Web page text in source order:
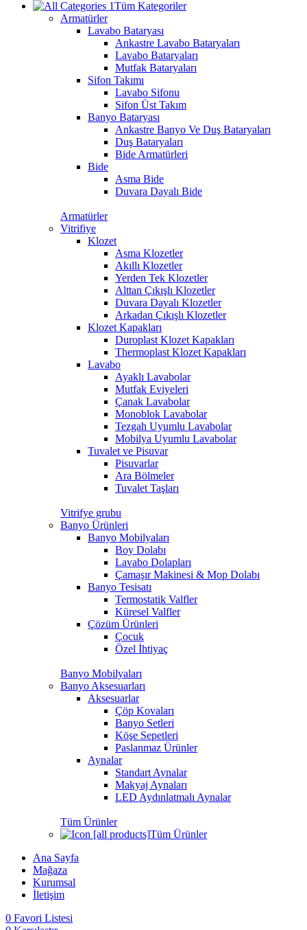
Tüm Kategoriler
Armatürler
Lavabo Bataryası
Ankastre Lavabo Bataryaları
Lavabo Bataryaları
Mutfak Bataryaları
Sifon Takımı
Lavabo Sifonu
Sifon Üst Takım
Banyo Bataryası
Ankastre Banyo Ve Duş Bataryaları
Duş Bataryaları
Bide Armatürleri
Bide
Asma Bide
Duvara Dayalı Bide
Armatürler
Vitrifiye
Klozet
Asma Klozetler
Akıllı Klozetler
Yerden Tek Klozetler
Alttan Çıkışlı Klozetler
Duvara Dayalı Klozetler
Arkadan Çıkışlı Klozetler
Klozet Kapakları
Duroplast Klozet Kapakları
Thermoplast Klozet Kapakları
Lavabo
Ayaklı Lavabolar
Mutfak Eviyeleri
Çanak Lavabolar
Monoblok Lavabolar
Tezgah Uyumlu Lavabolar
Mobilya Uyumlu Lavabolar
Tuvalet ve Pisuvar
Pisuvarlar
Ara Bölmeler
Tuvalet Taşları
Vitrifye grubu
Banyo Ürünleri
Banyo Mobilyaları
Boy Dolabı
Lavabo Dolapları
Çamaşır Makinesi & Mop Dolabı
Banyo Tesisatı
Termostatik Valfler
Küresel Valfler
Çözüm Ürünleri
Çocuk
Özel İhtiyaç
Banyo Mobilyaları
Banyo Aksesuarları
Aksesuarlar
Çöp Kovaları
Banyo Setleri
Köşe Sepetleri
Paslanmaz Ürünler
Aynalar
Standart Aynalar
Makyaj Aynaları
LED Aydınlatmalı Aynalar
Tüm Ürünler
Tüm Ürünler
Ana Sayfa
Mağaza
Kurumsal
İletişim
0 Favori Listesi